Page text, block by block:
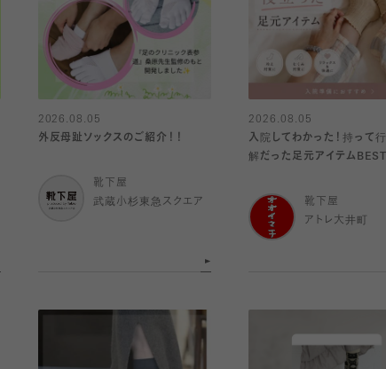
2026.08.05
外反母趾ソックスのご紹介！！
靴下屋
武蔵小杉東急スクエア
2026.08.05
入院してわかった！持って
解だった足元アイテム
靴下屋
アトレ大井町